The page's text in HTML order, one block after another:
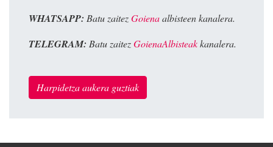
WHATSAPP: Batu zaitezGoienaalbisteen kanalera.
TELEGRAM: Batu zaitezGoienaAlbisteakkanalera.
Harpidetza aukera guztiak